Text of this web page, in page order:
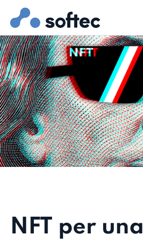
NFT per una